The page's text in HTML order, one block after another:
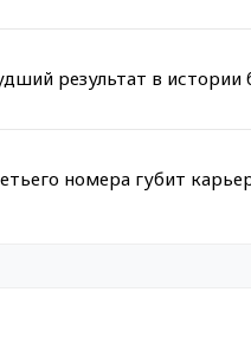
результат в истории
номера губит